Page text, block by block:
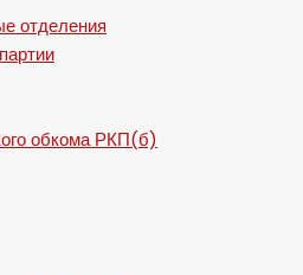
отделения
обкома РКП(б)